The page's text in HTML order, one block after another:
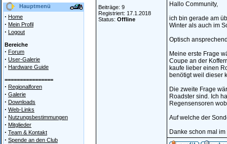
Hauptmenü
· Home
· Mein Profil
· Logout
Bereiche
· Forum
· User-Galerie
· Hardware Guide
================
· Regionalforen
· Galerie
· Downloads
· Web-Links
· Nutzungsbestimmungen
· Mitglieder
· Team & Kontakt
· Spende an den Club
Beiträge: 9
Registriert: 17.1.2018
Status: Offline
Hallo Community,
ich bin gerade am
Winter als auch im
Optisch
Meine erste Frage
Coupe an der
kaufe lieber einen
benötigt weil dieser
Die zweite Frage
Roadster sind. Ich
Regensensoren
Auf welche der
Danke schon mal im